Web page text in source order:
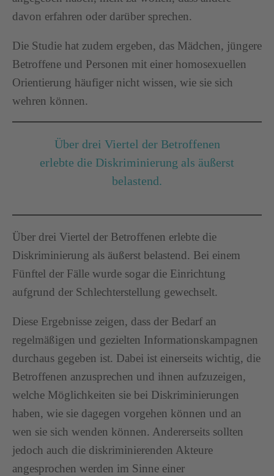
davon erfahren oder darüber sprechen.
Die Studie hat zudem ergeben, das Mädchen, jüngere
Betroffene und Personen mit einer homosexuellen
Orientierung häufiger nicht wissen, wie sie sich
wehren können.
Über drei Viertel der Betroffenen
erlebte die Diskriminierung als äußerst
belastend.
Über drei Viertel der Betroffenen erlebte die
Diskriminierung als äußerst belastend. Bei einem
Fünftel der Fälle wurde sogar die Einrichtung
aufgrund der Schlechterstellung gewechselt.
Diese Ergebnisse zeigen, dass der Bedarf an
regelmäßigen und gezielten Informationskampagnen
durchaus gegeben ist. Dabei ist einerseits wichtig, die
Betroffenen anzusprechen und ihnen aufzuzeigen,
welche Möglichkeiten sie bei Diskriminierungen
haben, wie sie dagegen vorgehen können und an
wen sie sich wenden können. Andererseits sollten
jedoch auch die diskriminierenden Akteure
angesprochen werden im Sinne einer